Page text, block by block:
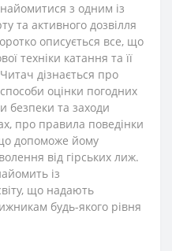
з одним із
та активного дозвілля
описується все, що
техніки катання та її
дізнається про
оцінки погодних
безпеки та заходи
про правила поведінки
допоможе йому
від гірських лиж.
із
що надають
будь-якого рівня